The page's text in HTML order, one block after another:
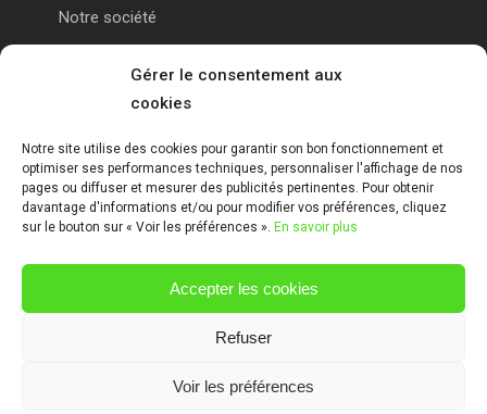
Gérer le consentement aux
cookies
Notre site utilise des cookies pour garantir son bon fonctionnement et
optimiser ses performances techniques, personnaliser l'affichage de nos
pages ou diffuser et mesurer des publicités pertinentes. Pour obtenir
davantage d'informations et/ou pour modifier vos préférences, cliquez
sur le bouton sur « Voir les préférences ». En savoir plus
Accepter les cookies
Refuser
Voir les préférences
Notre société
Portail alu Saint-Omer
Clôture 62
Garde-corps pas de calais
Mentions Légales